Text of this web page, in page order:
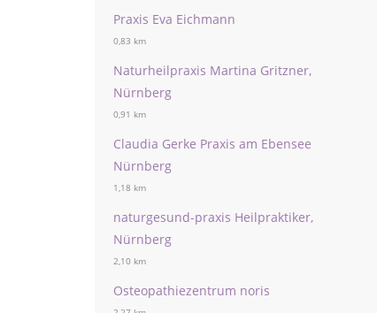
Praxis Eva Eichmann
0,83 km
Naturheilpraxis Martina Gritzner,
Nürnberg
0,91 km
Claudia Gerke Praxis am Ebensee
Nürnberg
1,18 km
naturgesund-praxis Heilpraktiker,
Nürnberg
2,10 km
Osteopathiezentrum noris